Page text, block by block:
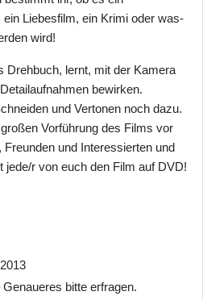
Liebesfilm, ein Krimi oder was-
wird!
Drehbuch, lernt, mit der Kamera
bewirken.
und Vertonen noch dazu.
Vorführung des Films vor
und Interessierten und
r von euch den Film auf DVD!
bitte erfragen.